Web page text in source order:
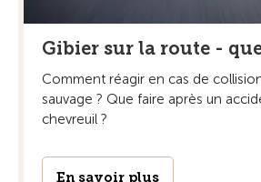
Gibier sur la route -
Comment réagir en cas de
sauvage ? Que faire après un
chevreuil ?
En savoir plus